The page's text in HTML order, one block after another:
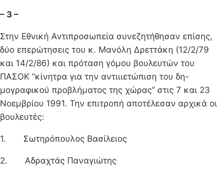
– 3 –
Στην Εθνική Αντιπροσωπεία συνεζητήθησαν επίσης,
δύο επερώτη­σεις του κ. Μανόλη Δρεττάκη (12/2/79
και 14/2/86) και πρόταση γό­μου βουλευτών του
ΠΑΣΟΚ “κίνητρα για την αντιιιετώπιση του δη-
μογραφικού προβλήματος της χώρας” στις 7 και 23
Νοεμβρίου 1991. Την επιτροπή αποτέλεσαν αρχικά οι
βουλευτές:
1. Σωτηρόπουλος Βασίλειος
2. Αδραχτάς Παναγιώτης